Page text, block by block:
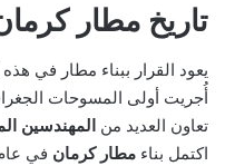
تاريخ مطار
يعود القرار ببناء مطار في
أُجريت أولى المسوحات
تعاون العديد من المهندسين
اكتمل بناء مطار كرمان في